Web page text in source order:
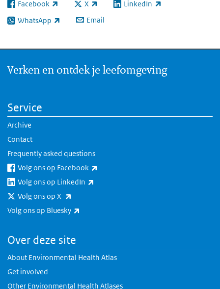
Facebook
(link is external) X
(link is external)LinkedIn
(link is external)
WhatsApp
(link is external) Email
Verken en ontdek je leefomgeving
Service
Archive
Contact
Frequently asked questions
Volg ons op Facebook
Volg ons op LinkedIn
Volg ons op X
Volg ons op Bluesky
Over deze site
About Environmental Health Atlas
Get involved
Other Environmental Health Atlases